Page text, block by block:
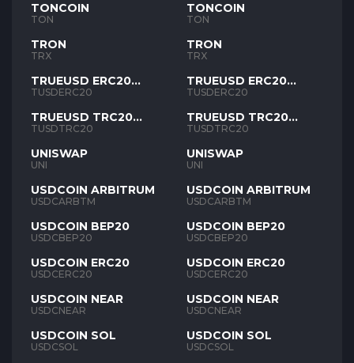
TONCOIN
TON
TRON
TRX
TRUEUSD ERC20
TUSD
TUSDERC20
TRUEUSD TRC20
TUSD
TUSDTRC20
UNISWAP
UNI
USDCOIN ARBITRUM
USDCARBTM
USDCOIN BEP20
USDCBEP20
USDCOIN ERC20
USDCERC20
USDCOIN NEAR
USDCNEAR
USDCOIN SOL
USDCSOL
TONCOIN
TON
TRON
TRX
TRUEUSD ERC20
TUSD
TUSDERC20
TRUEUSD TRC20
TUSD
TUSDTRC20
UNISWAP
UNI
USDCOIN ARBITRUM
USDCARBTM
USDCOIN BEP20
USDCBEP20
USDCOIN ERC20
USDCERC20
USDCOIN NEAR
USDCNEAR
USDCOIN SOL
USDCSOL